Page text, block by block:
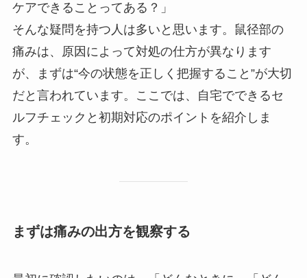
ケアできることってある？」
そんな疑問を持つ人は多いと思います。鼠径部の
痛みは、原因によって対処の仕方が異なります
が、まずは“今の状態を正しく把握すること”が大切
だと言われています。ここでは、自宅でできるセ
ルフチェックと初期対応のポイントを紹介しま
す。
まずは痛みの出方を観察する